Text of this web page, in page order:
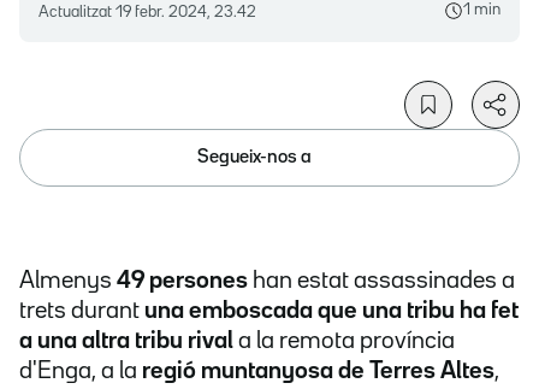
Actualitzat 19 febr. 2024, 23.42 1 min
Segueix-nos a
Almenys 49 persones han estat assassinades a
trets durant una emboscada que una tribu ha fet
a una altra tribu rival a la remota província
d'Enga, a la regió muntanyosa de Terres Altes,